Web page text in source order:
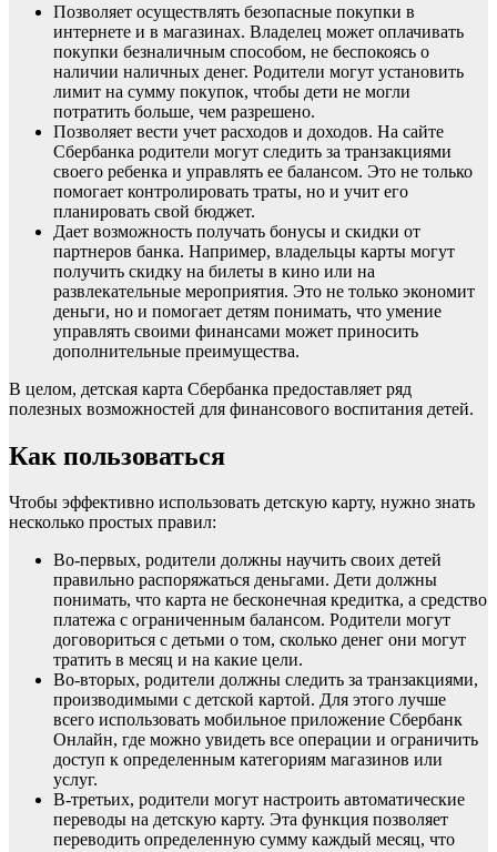
Позволяет осуществлять безопасные покупки в
интернете и в магазинах. Владелец может оплачивать
покупки безналичным способом, не беспокоясь о
наличии наличных денег. Родители могут установить
лимит на сумму покупок, чтобы дети не могли
потратить больше, чем разрешено.
Позволяет вести учет расходов и доходов. На сайте
Сбербанка родители могут следить за транзакциями
своего ребенка и управлять ее балансом. Это не только
помогает контролировать траты, но и учит его
планировать свой бюджет.
Дает возможность получать бонусы и скидки от
партнеров банка. Например, владельцы карты могут
получить скидку на билеты в кино или на
развлекательные мероприятия. Это не только экономит
деньги, но и помогает детям понимать, что умение
управлять своими финансами может приносить
дополнительные преимущества.
В целом, детская карта Сбербанка предоставляет ряд
полезных возможностей для финансового воспитания детей.
Как пользоваться
Чтобы эффективно использовать детскую карту, нужно знать
несколько простых правил:
Во-первых, родители должны научить своих детей
правильно распоряжаться деньгами. Дети должны
понимать, что карта не бесконечная кредитка, а средство
платежа с ограниченным балансом. Родители могут
договориться с детьми о том, сколько денег они могут
тратить в месяц и на какие цели.
Во-вторых, родители должны следить за транзакциями,
производимыми с детской картой. Для этого лучше
всего использовать мобильное приложение Сбербанк
Онлайн, где можно увидеть все операции и ограничить
доступ к определенным категориям магазинов или
услуг.
В-третьих, родители могут настроить автоматические
переводы на детскую карту. Эта функция позволяет
переводить определенную сумму каждый месяц, что